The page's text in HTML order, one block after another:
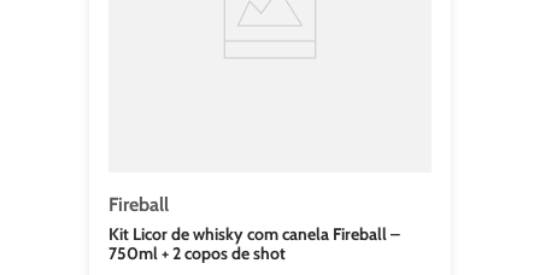
Fireball
Kit Licor de whisky com canela Fireball –
750ml + 2 copos de shot